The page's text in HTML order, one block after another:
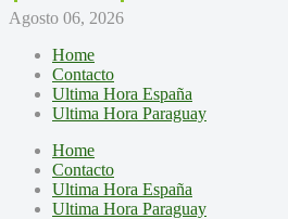
Agosto 06, 2026
Home
Contacto
Ultima Hora España
Ultima Hora Paraguay
Home
Contacto
Ultima Hora España
Ultima Hora Paraguay